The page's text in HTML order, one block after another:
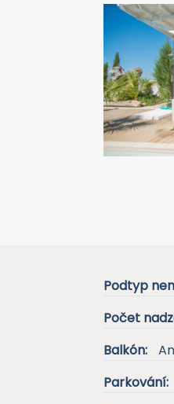
Podtyp
Počet
Balkón:
Parkování: